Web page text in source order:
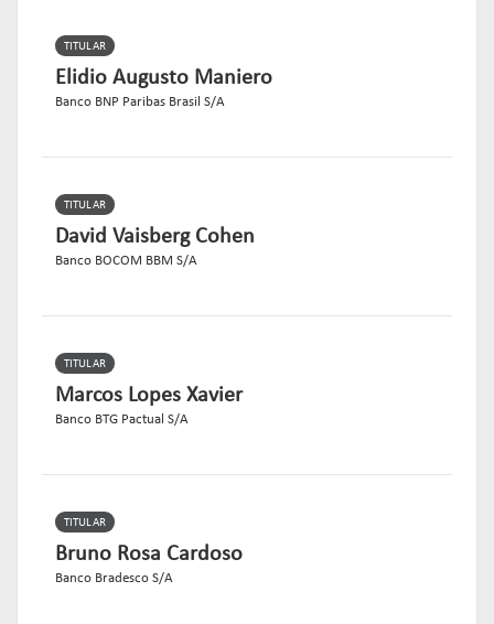
TITULAR
Elidio Augusto Maniero
Banco BNP Paribas Brasil S/A
TITULAR
David Vaisberg Cohen
Banco BOCOM BBM S/A
TITULAR
Marcos Lopes Xavier
Banco BTG Pactual S/A
TITULAR
Bruno Rosa Cardoso
Banco Bradesco S/A